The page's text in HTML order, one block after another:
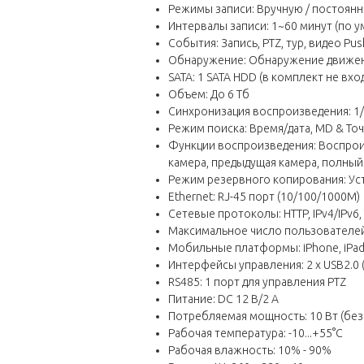
Режимы записи: Вручную /
Интервалы записи: 1~60 минут (по
События: Запись, PTZ, тур, видео
Обнаружение: Обнаружение
SATA: 1 SATA HDD (в комплект не
Объем: До 6 Тб
Синхронизация воспроизведения:
Режим поиска: Время/дата, MD &
Функции воспроизведения:
камера, предыдущая камера,
Режим резервного копирования:
Ethernet: RJ-45 порт (10/100/1000M)
Сетевые протоколы: HTTP, IPv4/IPv6,
Максимальное число
Мобильные платформы: iPhone,
Интерфейсы управления: 2 х
RS485: 1 порт для управления PTZ
Питание: DC 12 В/2 A
Потребляемая мощность: 10 Вт (без
Рабочая температура: -10...+55°С
Рабочая влажность: 10% - 90%